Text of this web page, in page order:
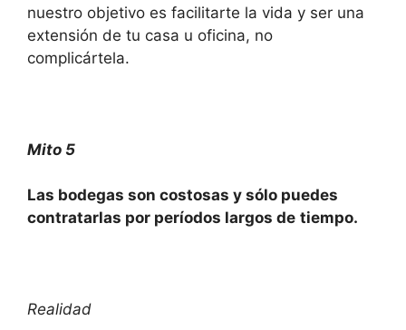
nuestro objetivo es facilitarte la vida y ser una
extensión de tu casa u oficina, no
complicártela.
Mito 5
Las bodegas son costosas y sólo puedes
contratarlas por períodos largos de tiempo.
Realidad